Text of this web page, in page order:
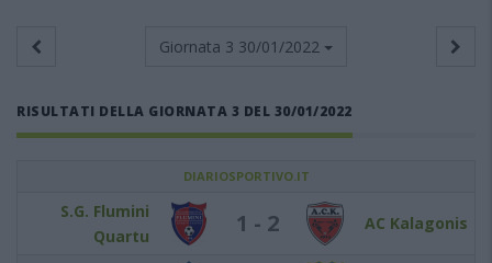
Giornata 3 30/01/2022
RISULTATI DELLA GIORNATA 3 DEL 30/01/2022
DIARIOSPORTIVO.IT
S.G. Flumini
Quartu
1 - 2 AC Kalagonis